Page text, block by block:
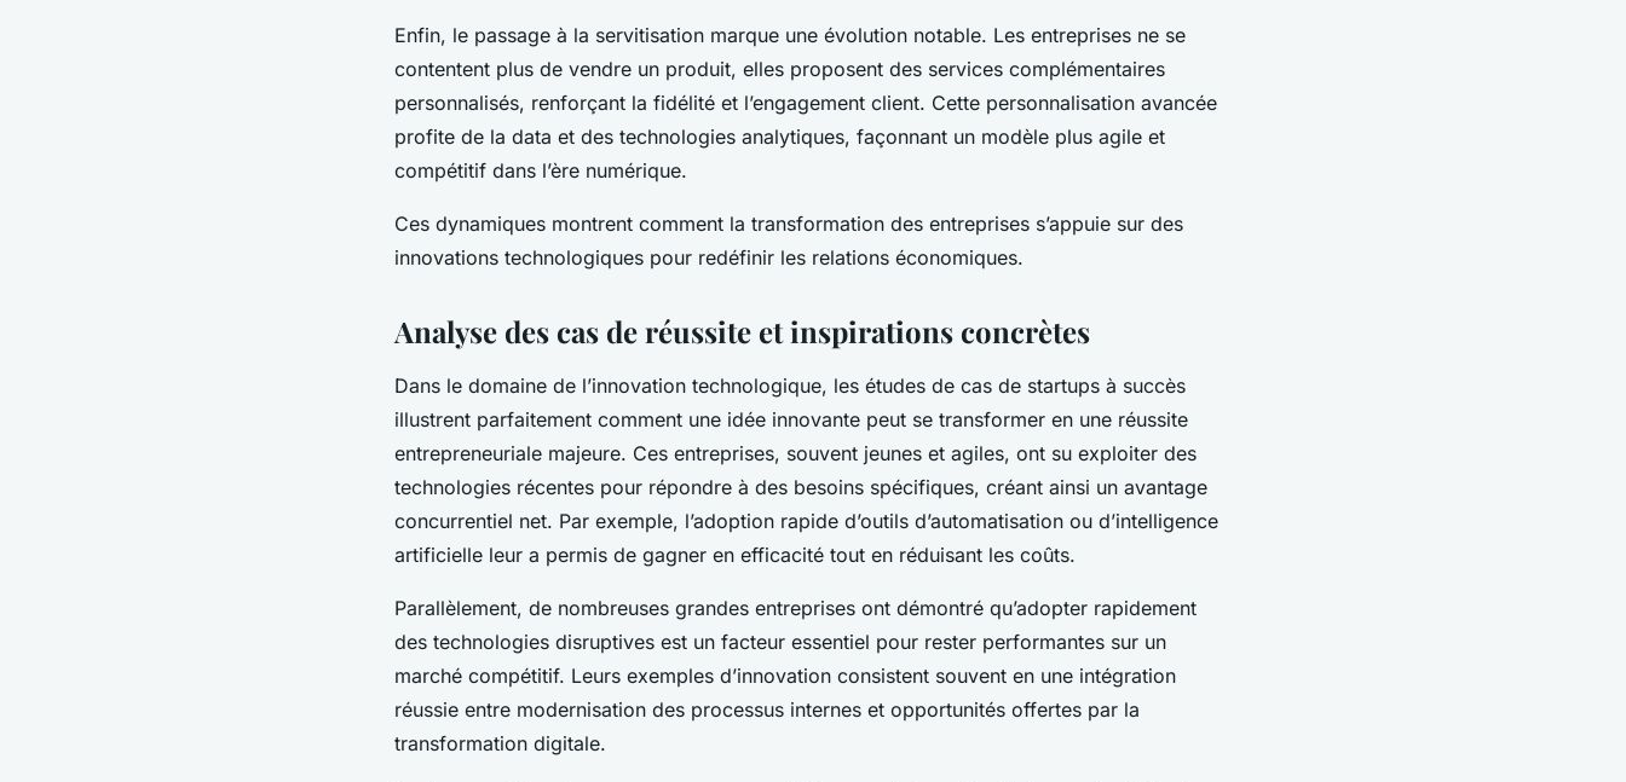
Enfin, le passage à la servitisation marque une évolution notable. Les entreprises ne se
contentent plus de vendre un produit, elles proposent des services complémentaires
personnalisés, renforçant la fidélité et l’engagement client. Cette personnalisation avancée
profite de la data et des technologies analytiques, façonnant un modèle plus agile et
compétitif dans l’ère numérique.
Ces dynamiques montrent comment la transformation des entreprises s’appuie sur des
innovations technologiques pour redéfinir les relations économiques.
Analyse des cas de réussite et inspirations concrètes
Dans le domaine de l’innovation technologique, les études de cas de startups à succès
illustrent parfaitement comment une idée innovante peut se transformer en une réussite
entrepreneuriale majeure. Ces entreprises, souvent jeunes et agiles, ont su exploiter des
technologies récentes pour répondre à des besoins spécifiques, créant ainsi un avantage
concurrentiel net. Par exemple, l’adoption rapide d’outils d’automatisation ou d’intelligence
artificielle leur a permis de gagner en efficacité tout en réduisant les coûts.
Parallèlement, de nombreuses grandes entreprises ont démontré qu’adopter rapidement
des technologies disruptives est un facteur essentiel pour rester performantes sur un
marché compétitif. Leurs exemples d’innovation consistent souvent en une intégration
réussie entre modernisation des processus internes et opportunités offertes par la
transformation digitale.